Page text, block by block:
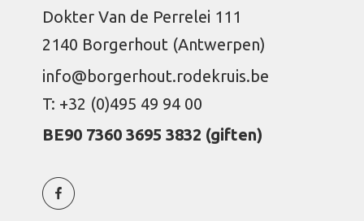
Dokter Van de Perrelei 111
2140 Borgerhout (Antwerpen)
info@borgerhout.rodekruis.be
T: +32 (0)495 49 94 00
BE90 7360 3695 3832 (giften)